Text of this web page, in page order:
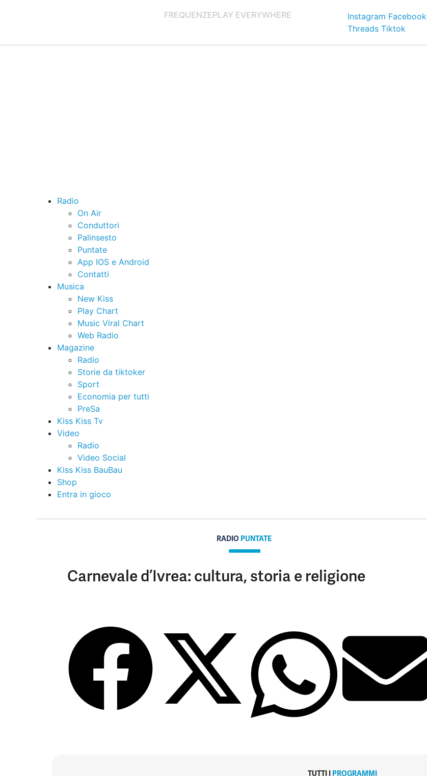
FREQUENZEPLAY EVERYWHERE Instagram Facebook
Threads Tiktok
Radio
On Air
Conduttori
Palinsesto
Puntate
App IOS e Android
Contatti
Musica
New Kiss
Play Chart
Music Viral Chart
Web Radio
Magazine
Radio
Storie da tiktoker
Sport
Economia per tutti
PreSa
Kiss Kiss Tv
Video
Radio
Video Social
Kiss Kiss BauBau
Shop
Entra in gioco
RADIO PUNTATE
Carnevale d’Ivrea: cultura, storia e religione
TUTTI I PROGRAMMI